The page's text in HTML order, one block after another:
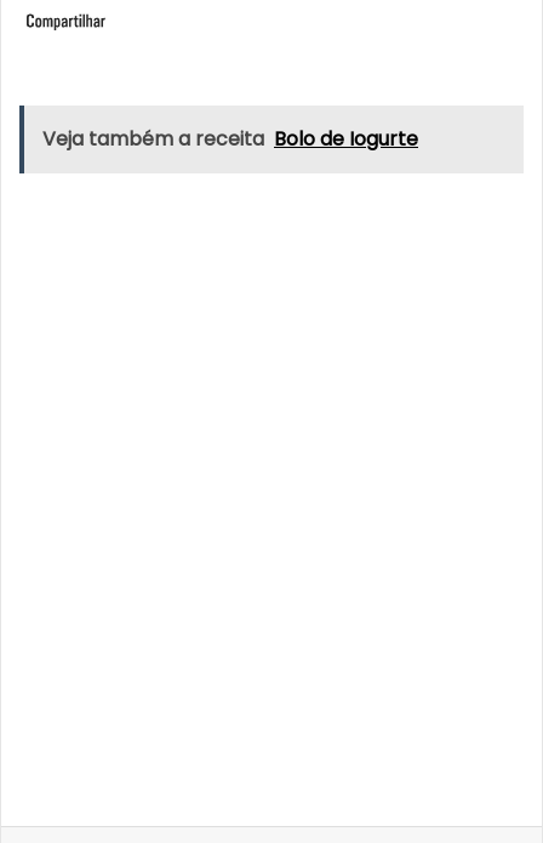
Veja também a receita Bolo de Iogurte